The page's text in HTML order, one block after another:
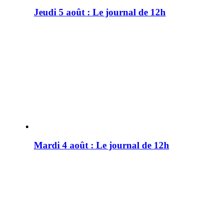
Jeudi 5 août : Le journal de 12h
Mardi 4 août : Le journal de 12h